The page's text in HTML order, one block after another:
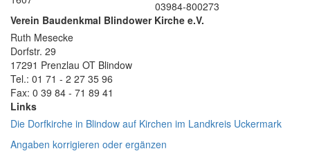
03984-800273
Verein Baudenkmal Blindower Kirche e.V.
Ruth Mesecke
Dorfstr. 29
17291 Prenzlau OT Blindow
Tel.: 01 71 - 2 27 35 96
Fax: 0 39 84 - 71 89 41
Links
Die Dorfkirche in Blindow auf Kirchen im Landkreis Uckermark
Angaben korrigieren oder ergänzen